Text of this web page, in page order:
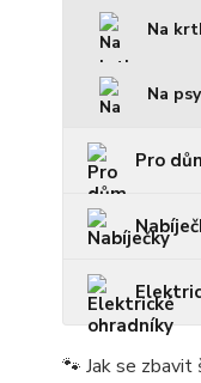
Na
Na psy
Pro
🐾 Jak se zbavit